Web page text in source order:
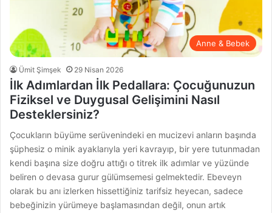
Anne & Bebek
Ümit Şimşek 29 Nisan 2026
İlk Adımlardan İlk Pedallara: Çocuğunuzun
Fiziksel ve Duygusal Gelişimini Nasıl
Desteklersiniz?
Çocukların büyüme serüvenindeki en mucizevi anların başında
şüphesiz o minik ayaklarıyla yeri kavrayıp, bir yere tutunmadan
kendi başına size doğru attığı o titrek ilk adımlar ve yüzünde
beliren o devasa gurur gülümsemesi gelmektedir. Ebeveyn
olarak bu anı izlerken hissettiğiniz tarifsiz heyecan, sadece
bebeğinizin yürümeye başlamasından değil, onun artık